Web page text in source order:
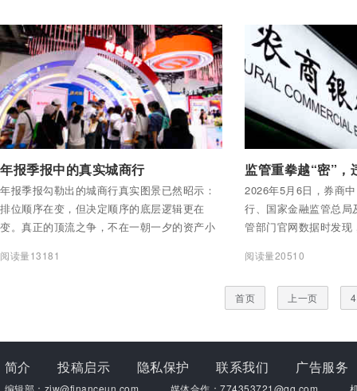
航的“十五五”战略能否在数重压力中真正破局？
年报季报中的真实城商行
年报季报勾勒出的城商行真实图景已然昭示：
排位顺序在变，但决定顺序的底层逻辑更在
变。真正的顶流之争，不在一朝一夕的资产小
价值天平。每一次报表披露，都只是这场无声
阅读量13181
2026年5月6日，券商
行、国家金融监管总
管部门官网数据时发
罚单，合计罚没约
张，对机构和个人的
阅读量20510
首页 上一页 4
简介 投稿启示 隐私保护 联系我们 广告服务
编辑部：zjw@financeun.com 媒体合作：774353721@qq.com